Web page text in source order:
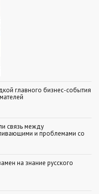
главного бизнес-события
связь между
и проблемами со
на знание русского